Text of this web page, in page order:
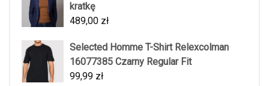
kratkę
489,00 zł
Selected Homme T-Shirt Relexcolman
16077385 Czarny Regular Fit
99,99 zł